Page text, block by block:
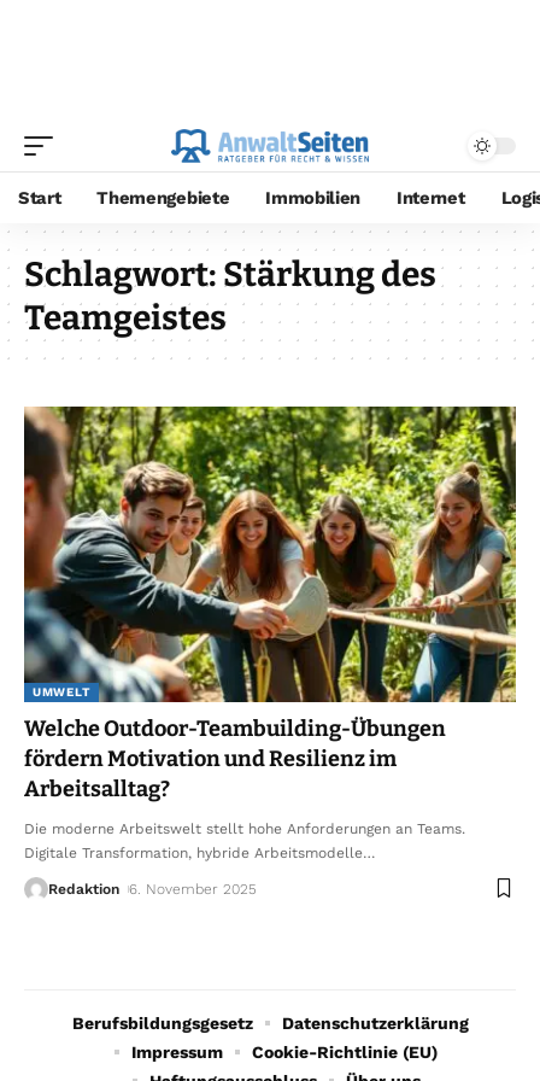
Start Themengebiete Immobilien Internet
Schlagwort: Stärkung des
Teamgeistes
UMWELT
Welche Outdoor-Teambuilding-Übungen
fördern Motivation und Resilienz im
Arbeitsalltag?
Die moderne Arbeitswelt stellt hohe Anforderungen an Teams.
Digitale Transformation, hybride Arbeitsmodelle…
Redaktion 6. November 2025
Berufsbildungsgesetz
Datenschutzerklärung
Impressum
Cookie-Richtlinie (EU)